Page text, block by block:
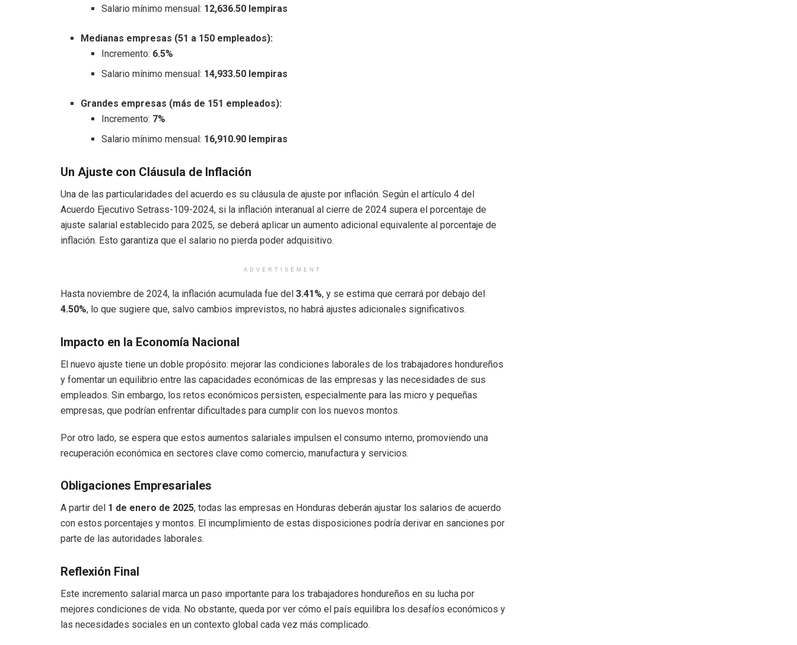
Salario mínimo mensual: 12,636.50 lempiras
Medianas empresas (51 a 150 empleados):
Incremento: 6.5%
Salario mínimo mensual: 14,933.50 lempiras
Grandes empresas (más de 151 empleados):
Incremento: 7%
Salario mínimo mensual: 16,910.90 lempiras
Un Ajuste con Cláusula de Inflación
Una de las particularidades del acuerdo es su cláusula de ajuste por inflación. Según el artículo 4 del
Acuerdo Ejecutivo Setrass-109-2024, si la inflación interanual al cierre de 2024 supera el porcentaje de
ajuste salarial establecido para 2025, se deberá aplicar un aumento adicional equivalente al porcentaje de
inflación. Esto garantiza que el salario no pierda poder adquisitivo.
ADVERTISEMENT
Hasta noviembre de 2024, la inflación acumulada fue del 3.41%, y se estima que cerrará por debajo del
4.50%, lo que sugiere que, salvo cambios imprevistos, no habrá ajustes adicionales significativos.
Impacto en la Economía Nacional
El nuevo ajuste tiene un doble propósito: mejorar las condiciones laborales de los trabajadores hondureños
y fomentar un equilibrio entre las capacidades económicas de las empresas y las necesidades de sus
empleados. Sin embargo, los retos económicos persisten, especialmente para las micro y pequeñas
empresas, que podrían enfrentar dificultades para cumplir con los nuevos montos.
Por otro lado, se espera que estos aumentos salariales impulsen el consumo interno, promoviendo una
recuperación económica en sectores clave como comercio, manufactura y servicios.
Obligaciones Empresariales
A partir del 1 de enero de 2025, todas las empresas en Honduras deberán ajustar los salarios de acuerdo
con estos porcentajes y montos. El incumplimiento de estas disposiciones podría derivar en sanciones por
parte de las autoridades laborales.
Reflexión Final
Este incremento salarial marca un paso importante para los trabajadores hondureños en su lucha por
mejores condiciones de vida. No obstante, queda por ver cómo el país equilibra los desafíos económicos y
las necesidades sociales en un contexto global cada vez más complicado.